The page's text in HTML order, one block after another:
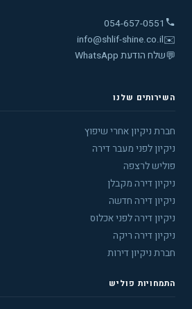
054-657-0551
✉️
info@shlif-shine.co.il
💬שלח הודעת WhatsApp
השירותים שלנו
חברת ניקיון אחרי שיפוץ
ניקיון לפני מעבר דירה
פוליש לרצפה
ניקיון דירה מקבלן
ניקיון דירה חדשה
ניקיון דירה לפני אכלוס
ניקיון דירה ריקה
חברת ניקיון דירות
התמחויות פוליש